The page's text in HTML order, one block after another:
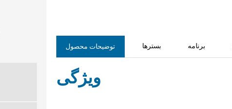
توضیحات محصول بسترها برنامه